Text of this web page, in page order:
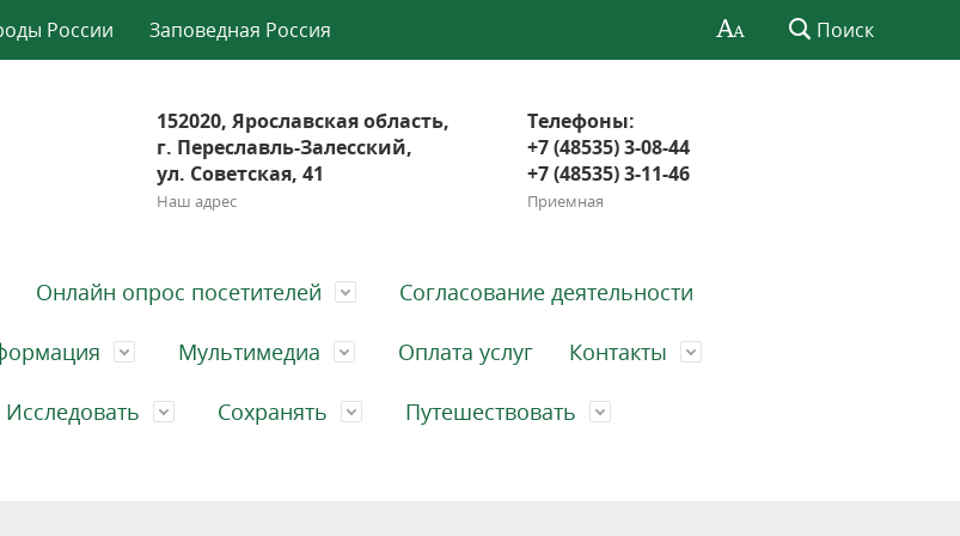
России Заповедная Россия Поиск
152020, Ярославская область,
г. Переславль-Залесский,
ул. Советская, 41
Наш адрес
Телефоны:
+7 (48535) 3-08-44
+7 (48535) 3-11-46
Приемная
Онлайн опрос посетителей Согласование деятельности
Мультимедиа Оплата услуг Контакты
Исследовать Сохранять Путешествовать